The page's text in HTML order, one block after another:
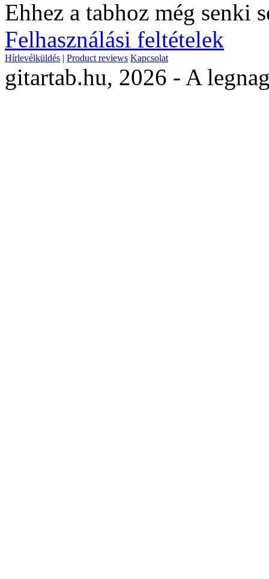
Ehhez a tabhoz még senki
Felhasználási feltételek
Hírlevélküldés | Product reviews Kapcsolat
gitartab.hu, 2026 - A